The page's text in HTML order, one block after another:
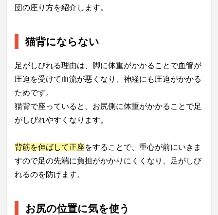
団の座り方を紹介します。
猫背にならない
足がしびれる理由は、脚に体重がかかることで血管が
圧迫を受けて血流が悪くなり、神経にも圧迫がかかる
ためです。
猫背で座っていると、お尻側に体重がかかることで足
がしびれやすくなります。
背筋を伸ばして正座をすることで、重心が前にいきま
すので足の先端に負担がかかりにくくなり、足がしび
れるのを防げます。
お尻の位置に気を使う